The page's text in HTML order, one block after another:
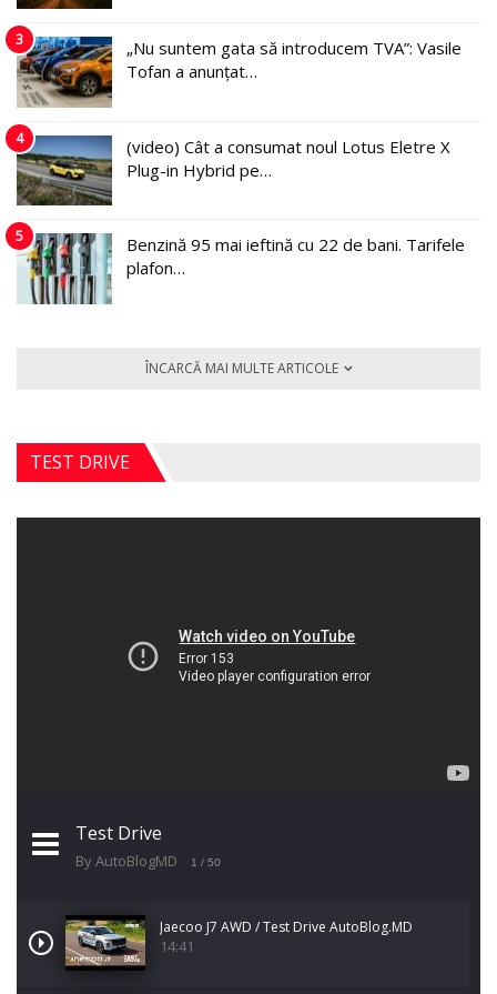
3
„Nu suntem gata să introducem TVA”: Vasile
Tofan a anunțat…
4
(video) Cât a consumat noul Lotus Eletre X
Plug-in Hybrid pe…
5
Benzină 95 mai ieftină cu 22 de bani. Tarifele
plafon…
ÎNCARCĂ MAI MULTE ARTICOLE
TEST DRIVE
Test Drive
By AutoBlogMD 1 / 50
Jaecoo J7 AWD / Test Drive AutoBlog.MD
14:41